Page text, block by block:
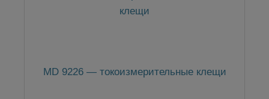
MD 9226 — токоизмерительные клещи